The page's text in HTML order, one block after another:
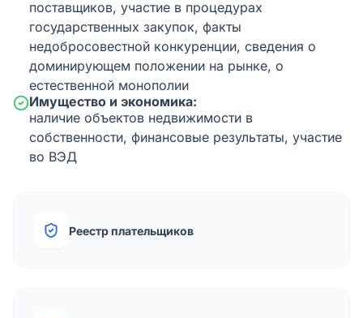
поставщиков, участие в процедурах
государственных закупок, факты
недобросовестной конкуренции, сведения о
доминирующем положении на рынке, о
естественной монополии
Имущество и экономика:
наличие объектов недвижимости в
собственности, финансовые результаты, участие
во ВЭД
Реестр плательщиков